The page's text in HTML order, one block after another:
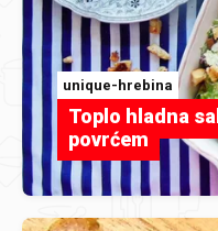
unique-hrebina
Toplo hladna
povrćem